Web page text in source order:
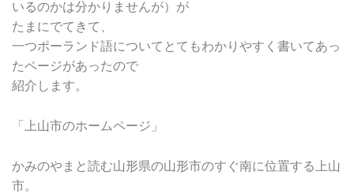
いるのかは分かりませんが）が
たまにでてきて、
一つポーランド語についてとてもわかりやすく書いてあっ
たページがあったので
紹介します。
「上山市のホームページ」
かみのやまと読む山形県の山形市のすぐ南に位置する上山
市。